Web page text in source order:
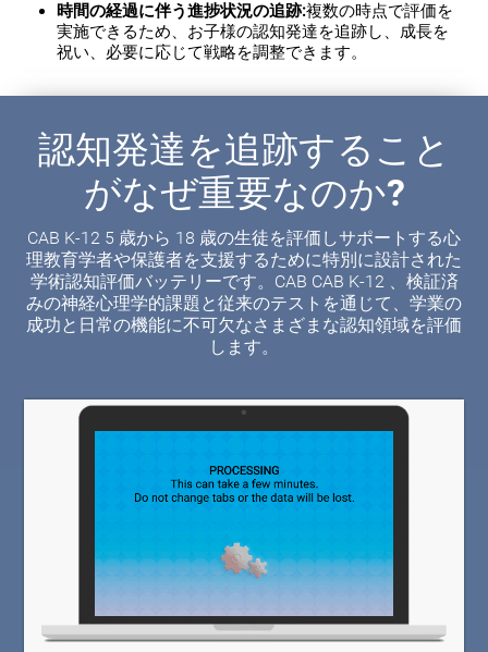
時間の経過に伴う進捗状況の追跡:複数の時点で評価を
実施できるため、お子様の認知発達を追跡し、成長を
祝い、必要に応じて戦略を調整できます。
認知発達を追跡すること
がなぜ重要なのか?
CAB K-12 5 歳から 18 歳の生徒を評価しサポートする心
理教育学者や保護者を支援するために特別に設計された
学術認知評価バッテリーです。CAB CAB K-12 、検証済
みの神経心理学的課題と従来のテストを通じて、学業の
成功と日常の機能に不可欠なさまざまな認知領域を評価
します。